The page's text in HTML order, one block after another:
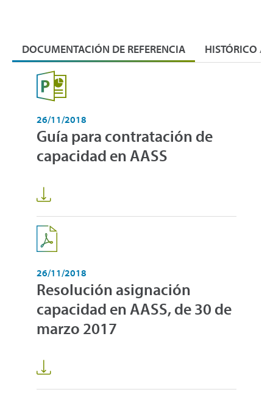
DOCUMENTACIÓN DE REFERENCIA HISTÓRICO
26/11/2018
Guía para contratación de
capacidad en AASS
26/11/2018
Resolución asignación
capacidad en AASS, de 30 de
marzo 2017